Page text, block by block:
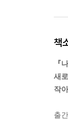
책
『
새
작
출